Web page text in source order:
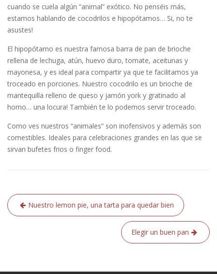
cuando se cuela algún “animal” exótico. No penséis más,
estamos hablando de cocodrilos e hipopótamos… Si, no te
asustes!
El hipopótamo es nuestra famosa barra de pan de brioche
rellena de lechuga, atún, huevo duro, tomate, aceitunas y
mayonesa, y es ideal para compartir ya que te facilitamos ya
troceado en porciones. Nuestro cocodrilo es un brioche de
mantequilla relleno de queso y jamón york y gratinado al
horno… una locura! También te lo podemos servir troceado.
Como ves nuestros “animales” son inofensivos y además son
comestibles. Ideales para celebraciones grandes en las que se
sirvan bufetes frios o finger food.
Navegación
de
Nuestro lemon pie, una tarta para quedar bien
Elegir un buen pan